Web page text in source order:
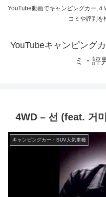
YouTube動画でキャンピングカー,
コミや評判を
YouTubeキャンピング
ミ・評
4WD – 선 (feat. 거
キャンピングカー・SUV人気車種